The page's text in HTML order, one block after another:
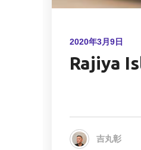
2020年3月9日
Rajiya
吉丸彰